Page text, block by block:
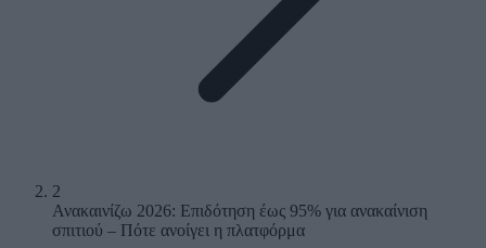
2
Ανακαινίζω 2026: Επιδότηση έως 95% για ανακαίνιση
σπιτιού – Πότε ανοίγει η πλατφόρμα